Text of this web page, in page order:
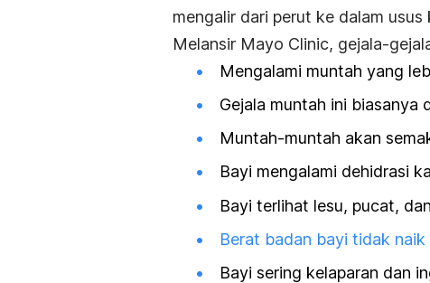
mengalir dari perut ke dalam usus
Melansir Mayo Clinic, gejala-
Mengalami muntah yang
Gejala muntah ini biasanya
Muntah-muntah akan
Bayi mengalami dehidrasi
Bayi terlihat lesu, pucat,
Berat badan bayi tidak naik
Bayi sering kelaparan dan